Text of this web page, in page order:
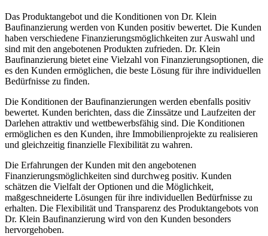
Das Produktangebot und die Konditionen von Dr. Klein
Baufinanzierung werden von Kunden positiv bewertet. Die Kunden
haben verschiedene Finanzierungsmöglichkeiten zur Auswahl und
sind mit den angebotenen Produkten zufrieden. Dr. Klein
Baufinanzierung bietet eine Vielzahl von Finanzierungsoptionen, die
es den Kunden ermöglichen, die beste Lösung für ihre individuellen
Bedürfnisse zu finden.
Die Konditionen der Baufinanzierungen werden ebenfalls positiv
bewertet. Kunden berichten, dass die Zinssätze und Laufzeiten der
Darlehen attraktiv und wettbewerbsfähig sind. Die Konditionen
ermöglichen es den Kunden, ihre Immobilienprojekte zu realisieren
und gleichzeitig finanzielle Flexibilität zu wahren.
Die Erfahrungen der Kunden mit den angebotenen
Finanzierungsmöglichkeiten sind durchweg positiv. Kunden
schätzen die Vielfalt der Optionen und die Möglichkeit,
maßgeschneiderte Lösungen für ihre individuellen Bedürfnisse zu
erhalten. Die Flexibilität und Transparenz des Produktangebots von
Dr. Klein Baufinanzierung wird von den Kunden besonders
hervorgehoben.